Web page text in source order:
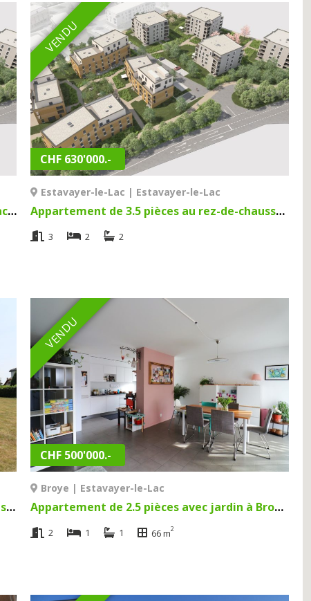
Attique de 3.5 pièces neuf à Estavayer-le-Lac | Estavayer-le-Lac
VENDU
CHF 630'000.-
Estavayer-le-Lac | Estavayer-le-Lac
Appartement de 3.5 pièces au rez-de-chaussée à Estavayer-le-Lac | Estavayer-le-Lac
3 2 2
Magnifique maison individuelle de 6.5 pièces à Broye | Broye
VENDU
CHF 500'000.-
Broye | Estavayer-le-Lac
Appartement de 2.5 pièces avec jardin à Broye | Estavayer-le-Lac
2 1 1 66 m2